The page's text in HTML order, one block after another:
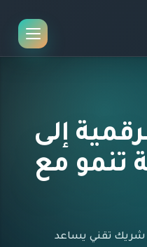
إلى
تنمو مع
شريك تقني يساعد